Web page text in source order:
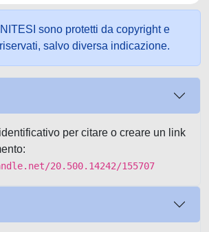
sono protetti da copyright e
salvo diversa indicazione.
per citare o creare un link
20.500.14242/155707